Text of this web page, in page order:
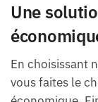
Une
En choisissant
vous faites le